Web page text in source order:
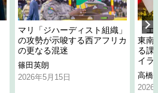
マリ「ジハーディスト組織」
の攻勢が示唆する西アフリカ
の更なる混迷
篠田英朗
2026年5月15日
「
東南
る課
イラ
高橋
2026